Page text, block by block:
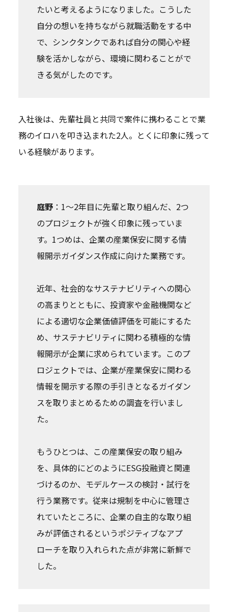
たいと考えるようになりました。こうした
自分の想いを持ちながら就職活動をする中
で、シンクタンクであれば自分の関心や経
験を活かしながら、環境に関わることがで
きる気がしたのです。
入社後は、先輩社員と共同で案件に携わることで業
務のイロハを叩き込まれた2人。とくに印象に残って
いる経験があります。
庭野：1〜2年目に先輩と取り組んだ、2つ
のプロジェクトが強く印象に残っていま
す。1つめは、企業の産業保安に関する情
報開示ガイダンス作成に向けた業務です。
近年、社会的なサステナビリティへの関心
の高まりとともに、投資家や金融機関など
による適切な企業価値評価を可能にするた
め、サステナビリティに関わる積極的な情
報開示が企業に求められています。このプ
ロジェクトでは、企業が産業保安に関わる
情報を開示する際の手引きとなるガイダン
スを取りまとめるための調査を行いまし
た。
もうひとつは、この産業保安の取り組み
を、具体的にどのようにESG投融資と関連
づけるのか、モデルケースの検討・試行を
行う業務です。従来は規制を中心に管理さ
れていたところに、企業の自主的な取り組
みが評価されるというポジティブなアプ
ローチを取り入れられた点が非常に新鮮で
した。